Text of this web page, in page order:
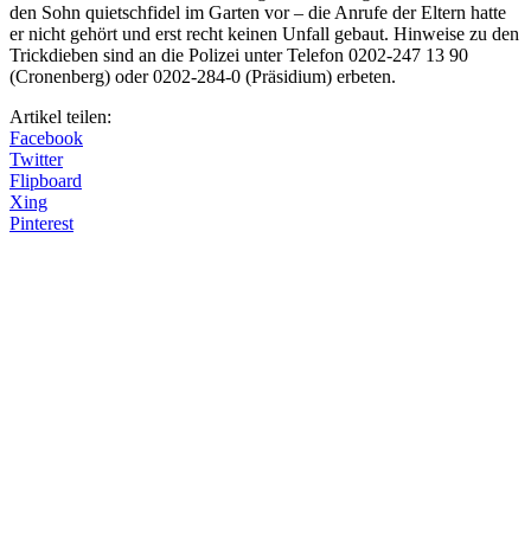
den Sohn quietschfidel im Garten vor – die Anrufe der Eltern hatte
er nicht gehört und erst recht keinen Unfall gebaut. Hinweise zu den
Trickdieben sind an die Polizei unter Telefon 0202-247 13 90
(Cronenberg) oder 0202-284-0 (Präsidium) erbeten.
Artikel teilen:
Facebook
Twitter
Flipboard
Xing
Pinterest